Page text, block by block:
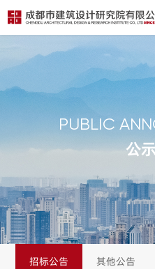
PUBLIC
公
招标公告 其他公告